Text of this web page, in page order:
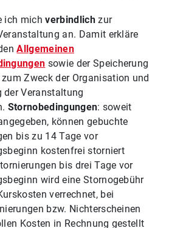
ich michverbindlichzur
an. Damit erkläre
Allgemeinen
sowie der Speicherung
Zweck der Organisation und
der Veranstaltung
Stornobedingungen: soweit
können gebuchte
bis zu 14 Tage vor
kostenfrei storniert
bis drei Tage vor
wird eine Stornogebühr
verrechnet, bei
bzw. Nichterscheinen
Kosten in Rechnung gestellt